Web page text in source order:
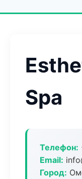
Spa
Телефон:
Email:
Город: